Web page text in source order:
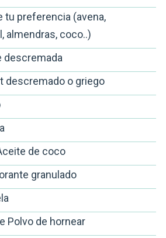
tu preferencia (avena,
almendras, coco..)
descremada
descremado o griego
de coco
granulado
Polvo de hornear